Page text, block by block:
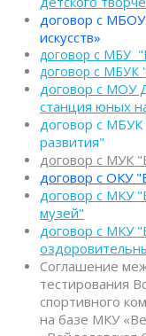
договор с
искусств»
договор с МБУ
договор с МБУК
договор с МОУ
станция юных
договор с МБУК
развития"
договор с МУК
договор с ОКУ
договор с МКУ
музей"
договор с МКУ
Соглашение
тестирования
спортивного
на базе МКУ